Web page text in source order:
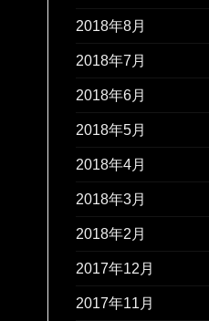
2018年8月
2018年7月
2018年6月
2018年5月
2018年4月
2018年3月
2018年2月
2017年12月
2017年11月